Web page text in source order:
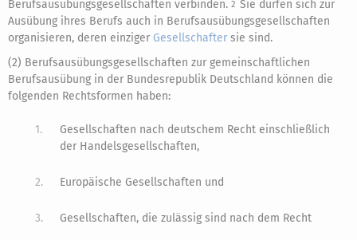
Berufsausübungsgesellschaften verbinden. 2 Sie dürfen sich zur
Ausübung ihres Berufs auch in Berufsausübungsgesellschaften
organisieren, deren einziger Gesellschafter sie sind.
(2) Berufsausübungsgesellschaften zur gemeinschaftlichen
Berufsausübung in der Bundesrepublik Deutschland können die
folgenden Rechtsformen haben:
1.
Gesellschaften nach deutschem Recht einschließlich
der Handelsgesellschaften,
2. Europäische Gesellschaften und
3. Gesellschaften, die zulässig sind nach dem Recht